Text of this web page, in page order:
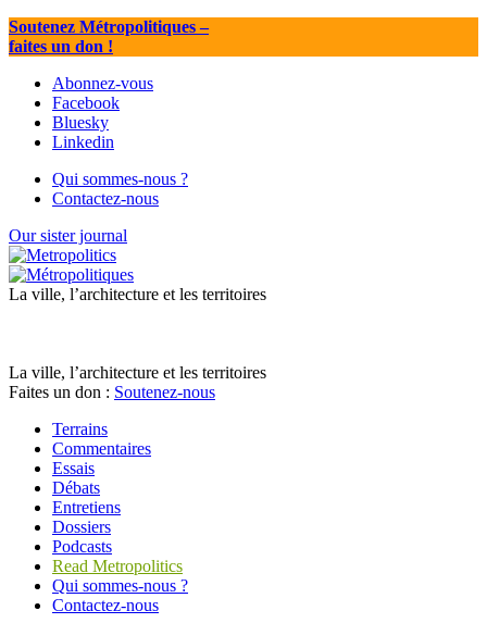
Soutenez Métropolitiques–
faites un don !
Abonnez-vous
Facebook
Bluesky
Linkedin
Qui sommes-nous ?
Contactez-nous
Our sister journal
La ville, l’architecture et les territoires
La ville, l’architecture et les territoires
Faites un don : Soutenez-nous
Terrains
Commentaires
Essais
Débats
Entretiens
Dossiers
Podcasts
Read Metropolitics
Qui sommes-nous ?
Contactez-nous